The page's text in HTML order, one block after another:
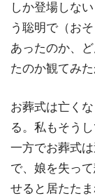
しか登場しな
う聡明で（お
あったのか、
たのか観てみた
お葬式は亡く
る。私もそう
一方でお葬式
で、娘を失っ
せると居たたま